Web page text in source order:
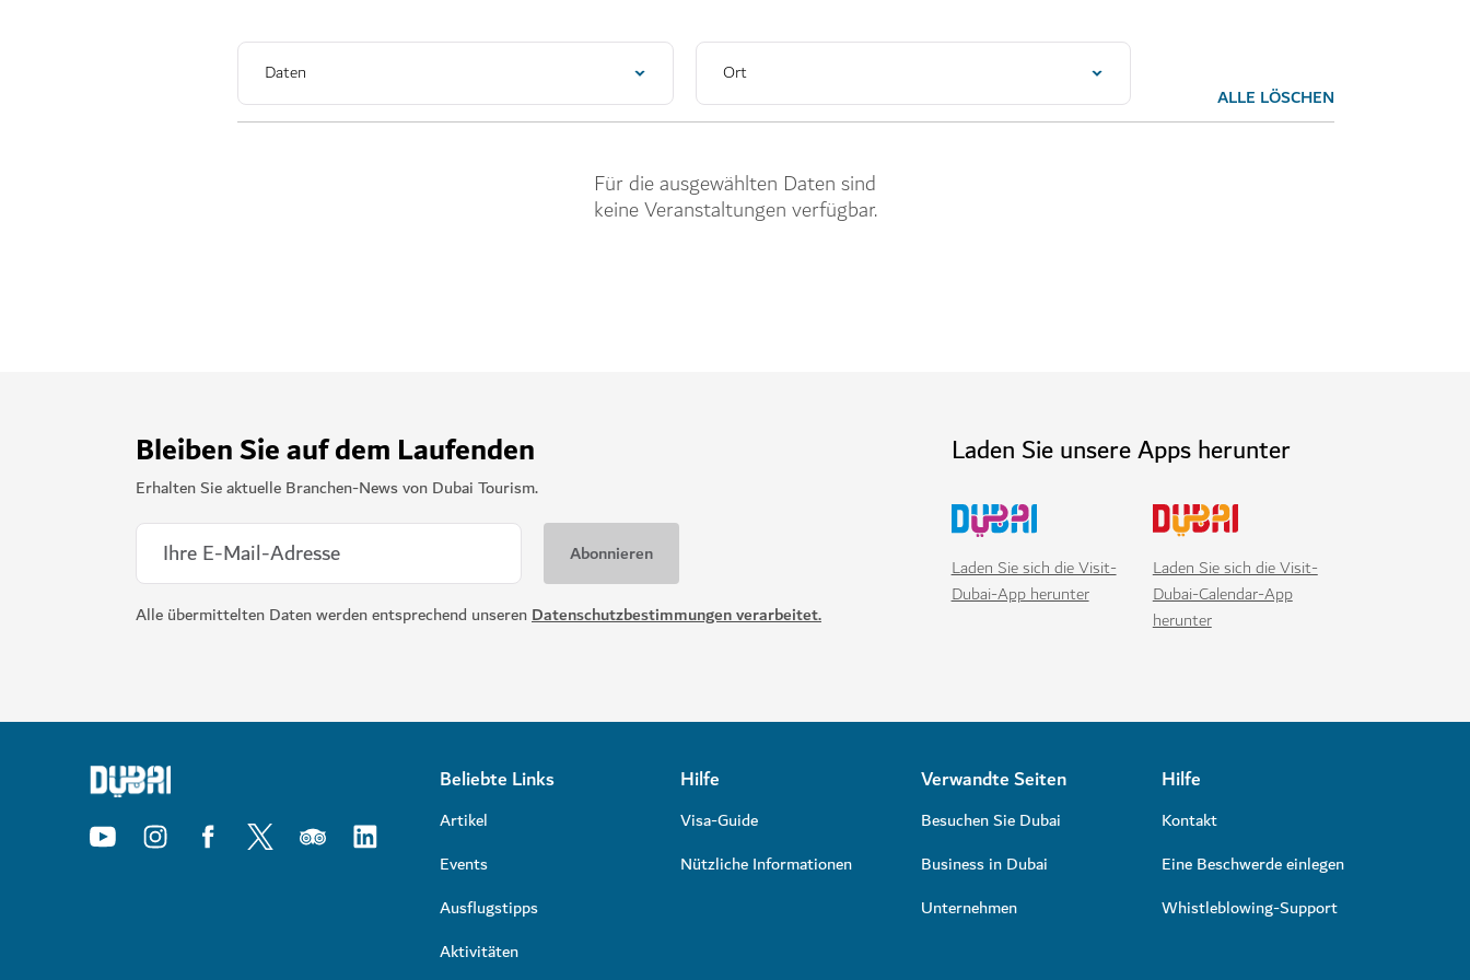
Daten Ort
ALLE LÖSCHEN
Für die ausgewählten Daten sind
keine Veranstaltungen verfügbar.
Bleiben Sie auf dem Laufenden
Erhalten Sie aktuelle Branchen-News von Dubai Tourism.
Alle übermittelten Daten werden entsprechend unserenDatenschutzbestimmungen verarbeitet.
Laden Sie unsere Apps herunter
Laden Sie sich die Visit-
Dubai-App herunter
Laden Sie sich die Visit-
Dubai-Calendar-App
herunter
Beliebte Links
Artikel
Events
Ausflugstipps
Aktivitäten
Hilfe
Visa-Guide
Nützliche Informationen
Verwandte Seiten
Besuchen Sie Dubai
Business in Dubai
Unternehmen
Hilfe
Kontakt
Eine Beschwerde einlegen
Whistleblowing-Support